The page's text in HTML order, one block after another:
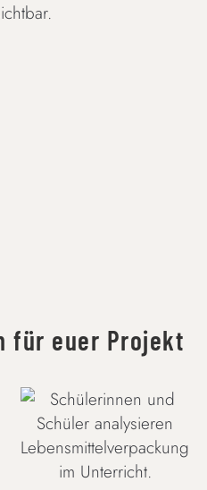
für euer Projekt
ZWISCHEN NUTRI-
SCORE UND
WERBEVERSPRECHEN